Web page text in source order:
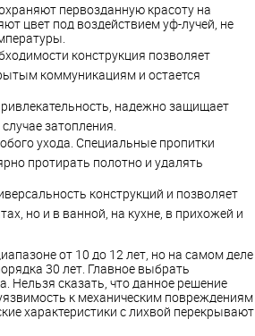
первозданную красоту на
цвет под воздействием уф-лучей, не
конструкция позволяет
коммуникациям и остается
надежно защищает
затопления.
ухода. Специальные пропитки
протирать полотно и удалять
конструкций и позволяет
но и в ванной, на кухне, в прихожей и
от 10 до 12 лет, но на самом деле
30 лет. Главное выбрать
Нельзя сказать, что данное решение
к механическим повреждениям
характеристики с лихвой перекрывают